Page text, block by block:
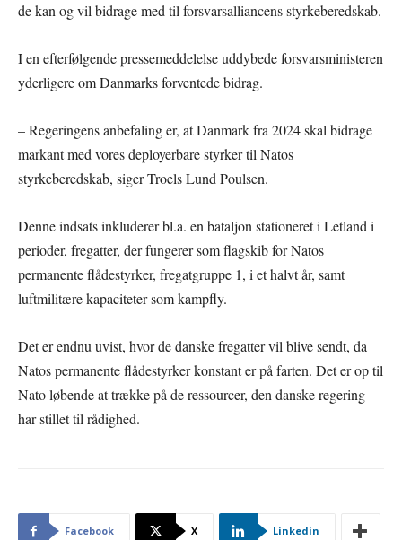
de kan og vil bidrage med til forsvarsalliancens styrkeberedskab.
I en efterfølgende pressemeddelelse uddybede forsvarsministeren
yderligere om Danmarks forventede bidrag.
– Regeringens anbefaling er, at Danmark fra 2024 skal bidrage
markant med vores deployerbare styrker til Natos
styrkeberedskab, siger Troels Lund Poulsen.
Denne indsats inkluderer bl.a. en bataljon stationeret i Letland i
perioder, fregatter, der fungerer som flagskib for Natos
permanente flådestyrker, fregatgruppe 1, i et halvt år, samt
luftmilitære kapaciteter som kampfly.
Det er endnu uvist, hvor de danske fregatter vil blive sendt, da
Natos permanente flådestyrker konstant er på farten. Det er op til
Nato løbende at trække på de ressourcer, den danske regering
har stillet til rådighed.
Facebook X Linkedin